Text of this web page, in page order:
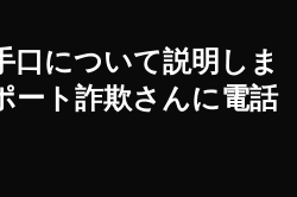
口について説明しま
ート詐欺さんに電話